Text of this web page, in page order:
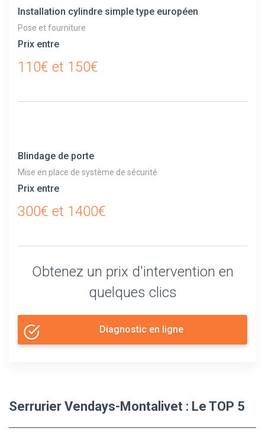
Installation cylindre simple type européen
Pose et fourniture
Prix entre
110€ et 150€
Blindage de porte
Mise en place de système de sécurité
Prix entre
300€ et 1400€
Obtenez un prix d'intervention en
quelques clics
Diagnostic en ligne
Serrurier Vendays-Montalivet : Le TOP 5